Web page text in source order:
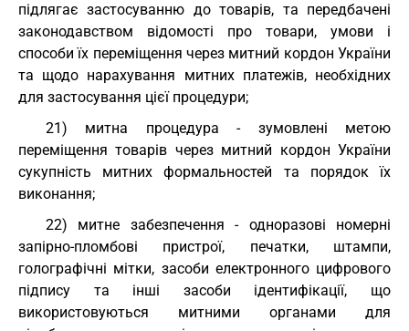
підлягає застосуванню до товарів, та передбачені
законодавством відомості про товари, умови і
способи їх переміщення через митний кордон України
та щодо нарахування митних платежів, необхідних
для застосування цієї процедури;
21) митна процедура - зумовлені метою
переміщення товарів через митний кордон України
сукупність митних формальностей та порядок їх
виконання;
22) митне забезпечення - одноразові номерні
запірно-пломбові пристрої, печатки, штампи,
голографічні мітки, засоби електронного цифрового
підпису та інші засоби ідентифікації, що
використовуються митними органами для